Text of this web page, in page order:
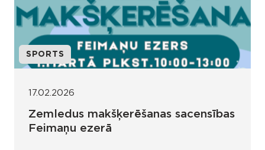
SPORTS
17.02.2026
Zemledus makšķerēšanas sacensības
Feimaņu ezerā